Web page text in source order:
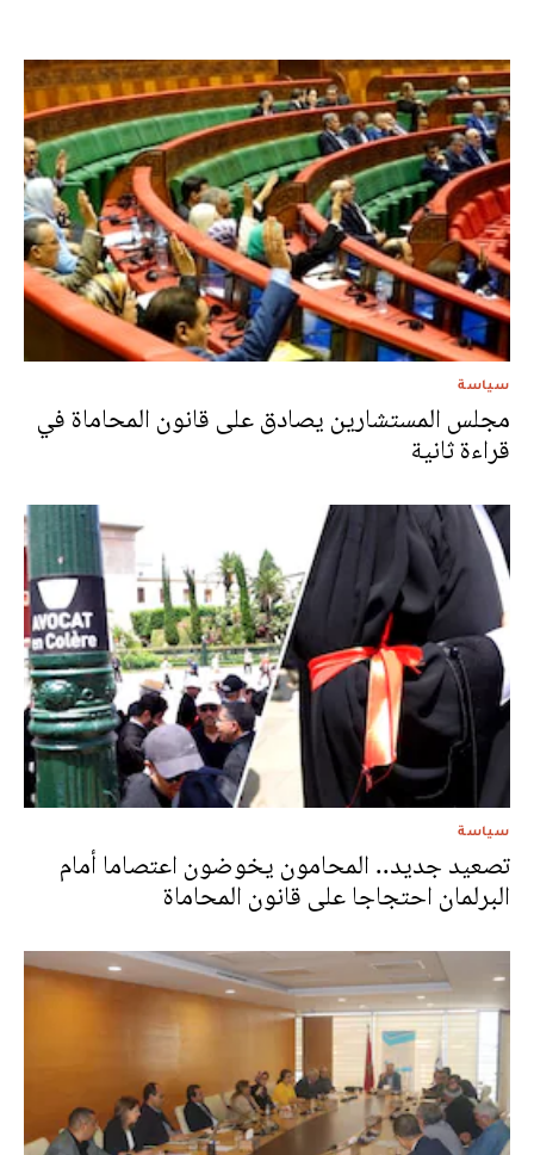
سياسة
مجلس المستشارين يصادق على قانون المحاماة في
قراءة ثانية
سياسة
تصعيد جديد.. المحامون يخوضون اعتصاما أمام
البرلمان احتجاجا على قانون المحاماة